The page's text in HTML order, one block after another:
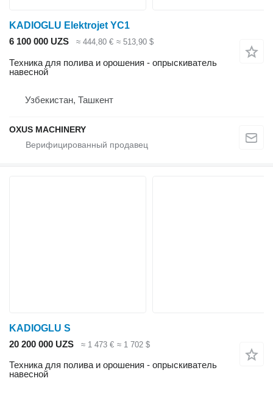
KADIOGLU Elektrojet YC1
6 100 000 UZS
≈ 444,80 € ≈ 513,90 $
Техника для полива и орошения - опрыскиватель
навесной
Узбекистан, Ташкент
OXUS MACHINERY
KADIOGLU S
20 200 000 UZS
≈ 1 473 € ≈ 1 702 $
Техника для полива и орошения - опрыскиватель
навесной